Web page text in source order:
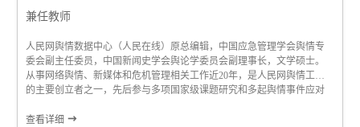
兼任教师
人民网舆情数据中心（人民在线）原总编辑，中国应急管理学会舆情专
委会副主任委员，中国新闻史学会舆论学委员会副理事长，文学硕士。
从事网络舆情、新媒体和危机管理相关工作近20年，是人民网舆情工作
的主要创立者之一，先后参与多项国家级课题研究和多起舆情事件应对
报告，在《人民日报》《新闻战线》《新闻与写作》《人民论坛》《网
查看详细 